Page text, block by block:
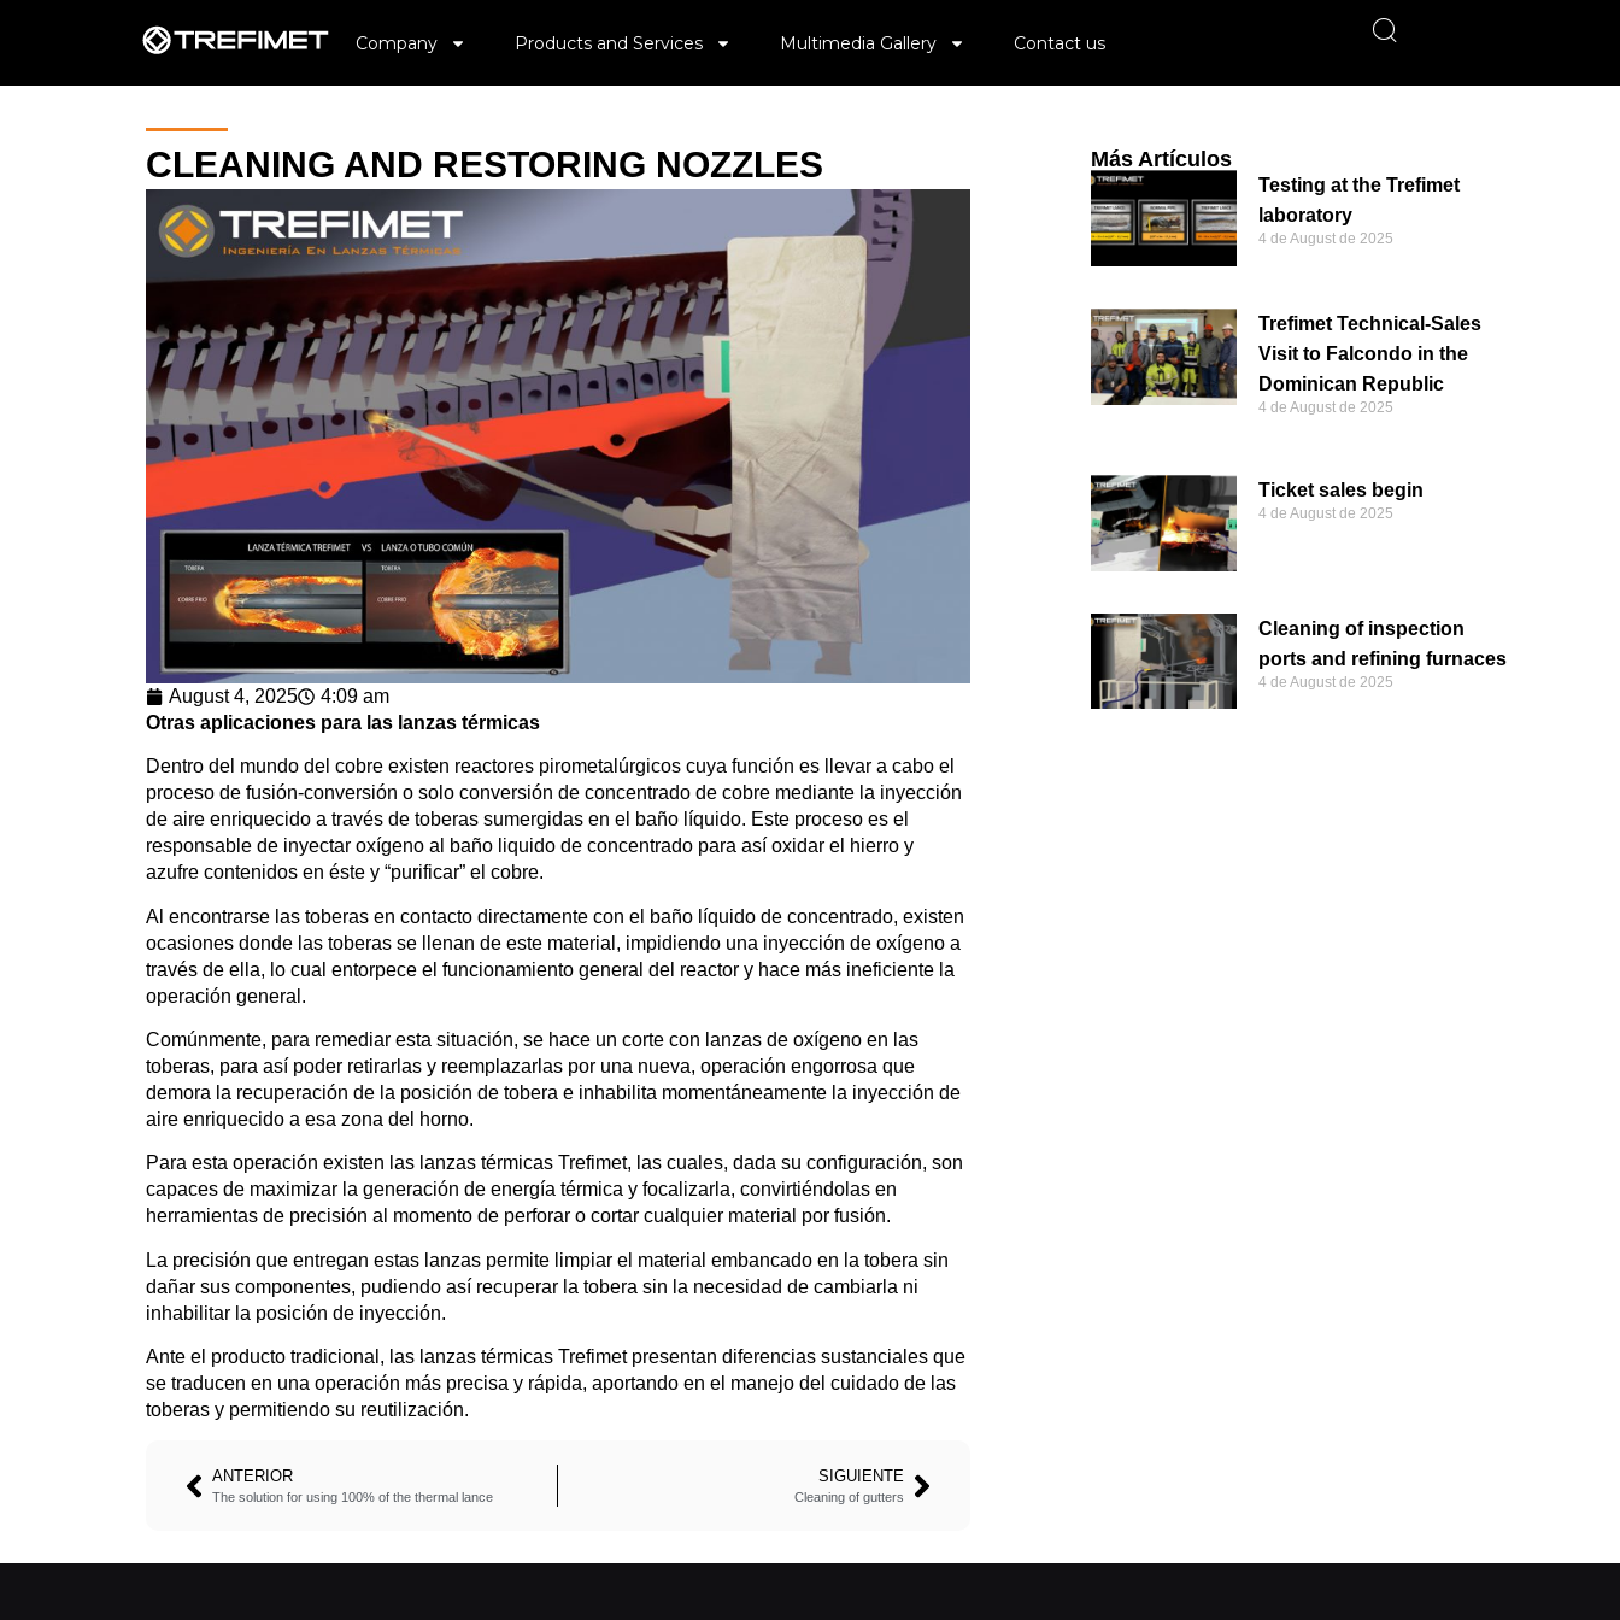
Company Products and Services Multimedia Gallery Contact us
CLEANING AND RESTORING NOZZLES
August 4, 2025
4:09 am
Otras aplicaciones para las lanzas térmicas
Dentro del mundo del cobre existen reactores pirometalúrgicos cuya función es llevar a cabo el
proceso de fusión-conversión o solo conversión de concentrado de cobre mediante la inyección
de aire enriquecido a través de toberas sumergidas en el baño líquido. Este proceso es el
responsable de inyectar oxígeno al baño liquido de concentrado para así oxidar el hierro y
azufre contenidos en éste y “purificar” el cobre.
Al encontrarse las toberas en contacto directamente con el baño líquido de concentrado, existen
ocasiones donde las toberas se llenan de este material, impidiendo una inyección de oxígeno a
través de ella, lo cual entorpece el funcionamiento general del reactor y hace más ineficiente la
operación general.
Comúnmente, para remediar esta situación, se hace un corte con lanzas de oxígeno en las
toberas, para así poder retirarlas y reemplazarlas por una nueva, operación engorrosa que
demora la recuperación de la posición de tobera e inhabilita momentáneamente la inyección de
aire enriquecido a esa zona del horno.
Para esta operación existen las lanzas térmicas Trefimet, las cuales, dada su configuración, son
capaces de maximizar la generación de energía térmica y focalizarla, convirtiéndolas en
herramientas de precisión al momento de perforar o cortar cualquier material por fusión.
La precisión que entregan estas lanzas permite limpiar el material embancado en la tobera sin
dañar sus componentes, pudiendo así recuperar la tobera sin la necesidad de cambiarla ni
inhabilitar la posición de inyección.
Ante el producto tradicional, las lanzas térmicas Trefimet presentan diferencias sustanciales que
se traducen en una operación más precisa y rápida, aportando en el manejo del cuidado de las
toberas y permitiendo su reutilización.
ANTERIOR
The solution for using 100% of the thermal lance
SIGUIENTE
Cleaning of gutters
Más Artículos
Testing at the Trefimet
laboratory
4 de August de 2025
Trefimet Technical-Sales
Visit to Falcondo in the
Dominican Republic
4 de August de 2025
Ticket sales begin
4 de August de 2025
Cleaning of inspection
ports and refining furnaces
4 de August de 2025